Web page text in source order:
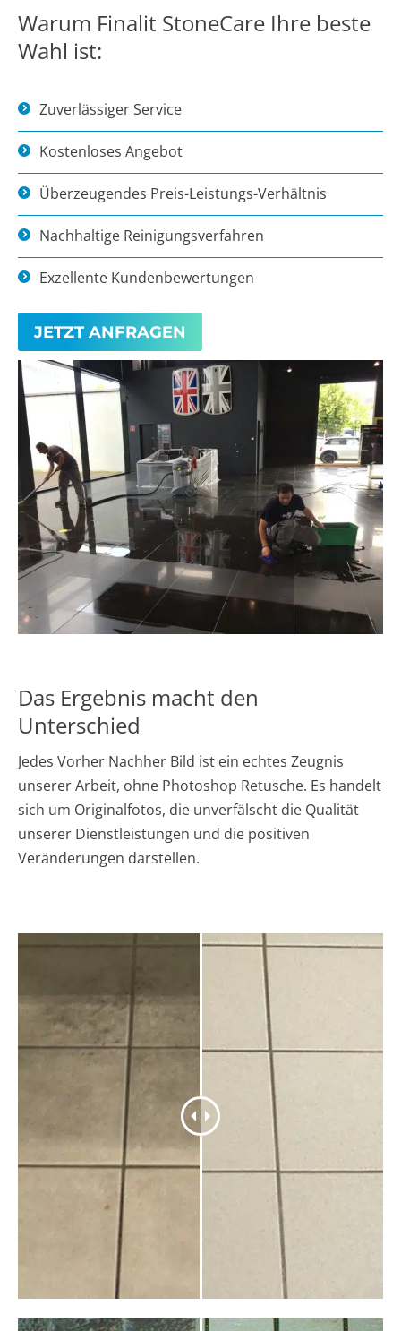
Warum Finalit StoneCare Ihre beste
Wahl ist:
Zuverlässiger Service
Kostenloses Angebot
Überzeugendes Preis-Leistungs-Verhältnis
Nachhaltige Reinigungsverfahren
Exzellente Kundenbewertungen
JETZT ANFRAGEN
Das Ergebnis macht den
Unterschied
Jedes Vorher Nachher Bild ist ein echtes Zeugnis
unserer Arbeit, ohne Photoshop Retusche. Es handelt
sich um Originalfotos, die unverfälscht die Qualität
unserer Dienstleistungen und die positiven
Veränderungen darstellen.